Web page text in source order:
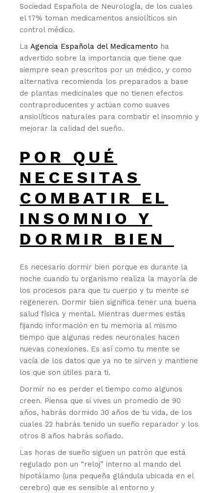
Sociedad Española de Neurología, de los cuales
el 17% toman medicamentos ansiolíticos sin
control médico.
LaAgencia Española del Medicamento ha
advertido sobre la importancia que tiene que
siempre sean prescritos por un médico, y como
alternativa recomienda los preparados a base
de plantas medicinales que no tienen efectos
contraproducentes y actúan como suaves
ansiolíticos naturales para combatir el insomnio y
mejorar la calidad del sueño.
POR QUÉ
NECESITAS
COMBATIR EL
INSOMNIO Y
DORMIR BIEN
Es necesario dormir bien porque es durante la
noche cuando tu organismo realiza la mayoría de
los procesos para que tu cuerpo y tu mente se
regeneren. Dormir bien significa tener una buena
salud física y mental. Mientras duermes estás
fijando información en tu memoria al mismo
tiempo que algunas redes neuronales hacen
nuevas conexiones. Es así como tu mente se
vacía de los datos que ya no te sirven y mantiene
los que son útiles para ti.
Dormir no es perder el tiempo como algunos
creen. Piensa que si vives un promedio de 90
años, habrás dormido 30 años de tu vida, de los
cuales 22 habrás tenido un sueño reparador y los
otros 8 años habrás soñado.
Las horas de sueño siguen un patrón que está
regulado pon un “reloj” interno al mando del
hipotálamo (una pequeña glándula ubicada en el
cerebro) que es sensible al entorno y